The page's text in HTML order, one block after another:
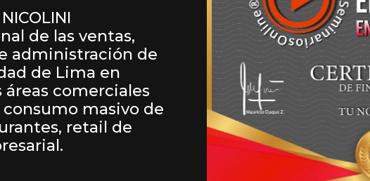
de las ventas,
administración de
de Lima en
áreas comerciales
masivo de
retail de